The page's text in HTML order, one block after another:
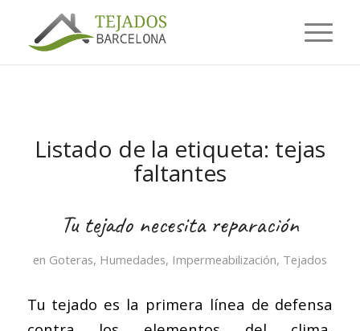
Listado de la etiqueta: tejas
faltantes
Tu tejado necesita reparación
en Goteras, Humedades, Impermeabilización, Tejados
Tu tejado es la primera línea de defensa